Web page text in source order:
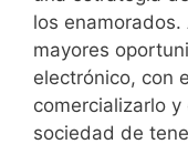
los
mayores
electrónico, con
comercializarlo
sociedad de